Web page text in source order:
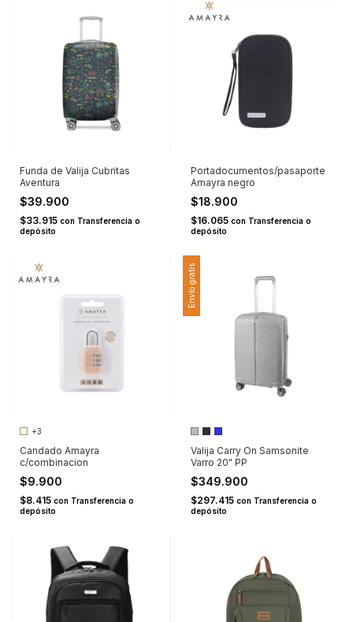
Funda de Valija Cubritas
Aventura
$39.900
$33.915 con Transferencia o
depósito
Portadocumentos/pasaporte
Amayra negro
$18.900
$16.065 con Transferencia o
depósito
+3
Candado Amayra
c/combinacion
$9.900
$8.415 con Transferencia o
depósito
Envío gratis
Valija Carry On Samsonite
Varro 20" PP
$349.900
$297.415 con Transferencia o
depósito